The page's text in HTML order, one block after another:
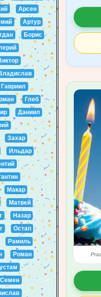
Арсен
Артур
Борис
Гавриил
Глеб
Даниил
Захар
Ильдар
Макар
Матвей
Назар
Остап
Рамиль
Роман
Семен